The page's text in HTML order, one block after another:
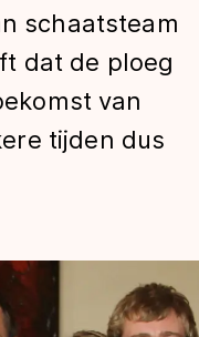
schaatsteam
dat de ploeg
van
tijden dus